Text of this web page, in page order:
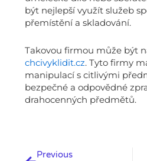
být nejlepší využít služeb
přemístění a skladování.
Takovou firmou může být
chcivyklidit.cz. Tyto firmy
manipulací s citlivými
bezpečné a odpovědné
drahocenných předmětů.
Previous